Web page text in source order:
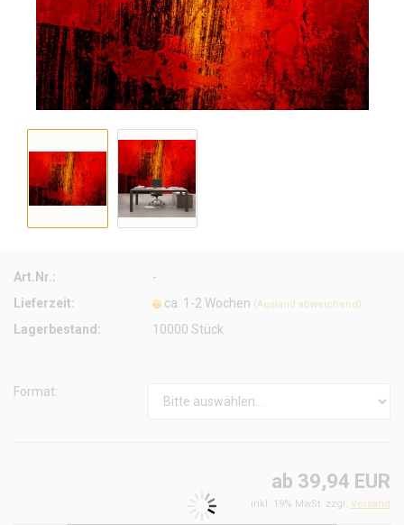
Art.Nr.:
-
Lieferzeit:
ca. 1-2 Wochen (Ausland abweichend)
Lagerbestand: 10000Stück
Format:
ab 39,94 EUR
inkl. 19% MwSt. zzgl. Versand